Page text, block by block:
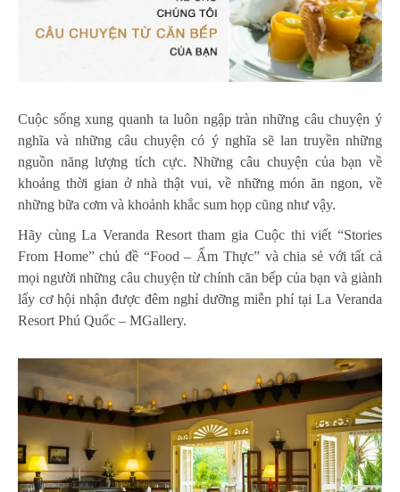
Cuộc sống xung quanh ta luôn ngập tràn những câu chuyện ý
nghĩa và những câu chuyện có ý nghĩa sẽ lan truyền những
nguồn năng lượng tích cực. Những câu chuyện của bạn về
khoảng thời gian ở nhà thật vui, về những món ăn ngon, về
những bữa cơm và khoảnh khắc sum họp cũng như vậy.
Hãy cùng La Veranda Resort tham gia Cuộc thi viết “Stories
From Home” chủ đề “Food – Ẩm Thực” và chia sẻ với tất cả
mọi người những câu chuyện từ chính căn bếp của bạn và giành
lấy cơ hội nhận được đêm nghỉ dưỡng miễn phí tại La Veranda
Resort Phú Quốc – MGallery.